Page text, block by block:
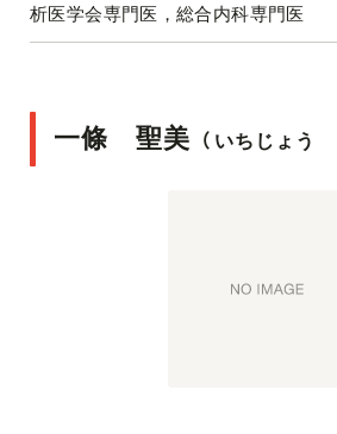
析医学会専門医，総合内科専門医
一條 聖美 （ いちじょう